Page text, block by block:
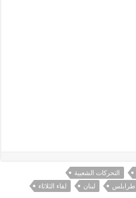
التحركات الشعبية
طرابلس لبنان لقاء الثلاثاء